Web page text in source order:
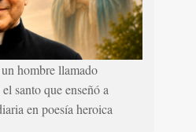
hombre llamado
santo que enseñó a
en poesía heroica